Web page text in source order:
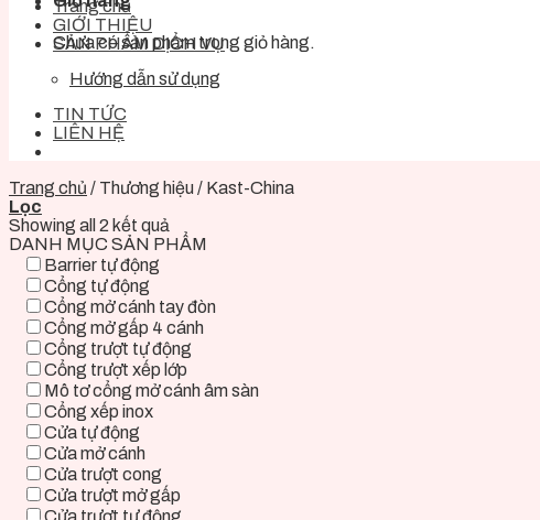
Chưa có sản phẩm trong giỏ hàng.
Trang chủ
GIỚI THIỆU
SẢN PHẨM DỊCH VỤ
Hướng dẫn sử dụng
TIN TỨC
LIÊN HỆ
Trang chủ / Thương hiệu/ Kast-China
Lọc
Showing all 2 kết quả
DANH MỤC SẢN PHẨM
Barrier tự động
Cổng tự động
Cổng mở cánh tay đòn
Cổng mở gấp 4 cánh
Cổng trượt tự động
Cổng trượt xếp lớp
Mô tơ cổng mở cánh âm sàn
Cổng xếp inox
Cửa tự động
Cửa mở cánh
Cửa trượt cong
Cửa trượt mở gấp
Cửa trượt tự động